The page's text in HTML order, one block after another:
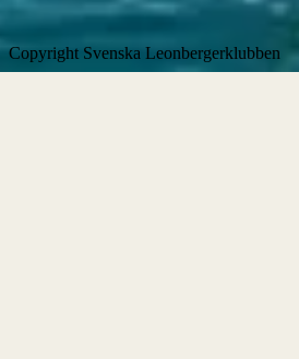
Copyright Svenska Leonbergerklubben